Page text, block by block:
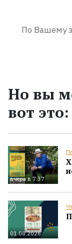
По Вашему
Но вы
вот это:
вчера в 7:37
01.08.2026